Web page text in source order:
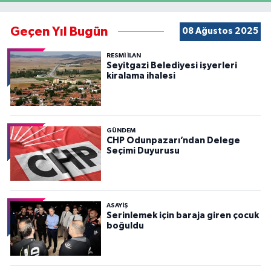
Geçen Yıl Bugün 08 Ağustos 2025
RESMİ İLAN
Seyitgazi Belediyesi işyerleri
kiralama ihalesi
GÜNDEM
CHP Odunpazarı’ndan Delege
Seçimi Duyurusu
ASAYİŞ
Serinlemek için baraja giren çocuk
boğuldu